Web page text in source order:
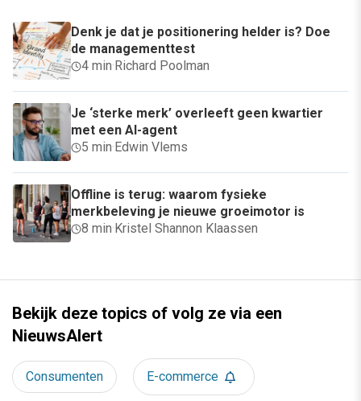
Denk je dat je positionering helder is? Doe
de managementtest
4 min· Richard Poolman
Je ‘sterke merk’ overleeft geen kwartier
met een AI-agent
5 min· Edwin Vlems
Offline is terug: waarom fysieke
merkbeleving je nieuwe groeimotor is
8 min· Kristel Shannon Klaassen
Bekijk deze topics of volg ze via een
NieuwsAlert
Consumenten E-commerce